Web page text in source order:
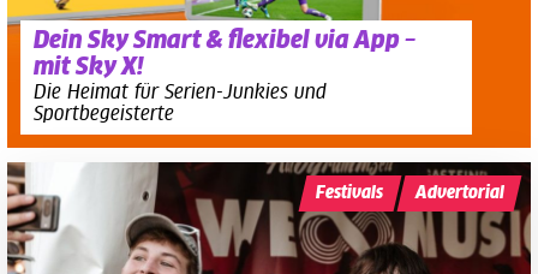
Dein Sky Smart & flexibel via App –
mit Sky X!
Die Heimat für Serien-Junkies und
Sportbegeisterte
Festivals Advertorial